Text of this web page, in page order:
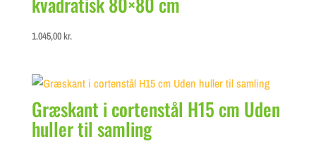
1.045,00kr.
Græskant i cortenstål H15 cm Uden
huller til samling